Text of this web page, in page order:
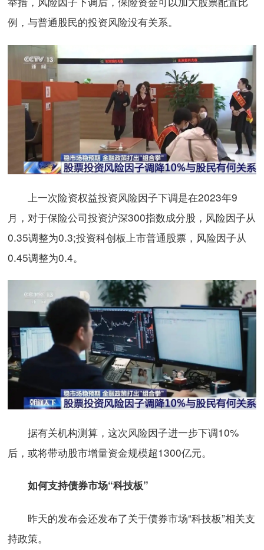
例，与普通股民的投资风险没有关系。
上一次险资权益投资风险因子下调是在2023年9
月，对于保险公司投资沪深300指数成分股，风险因子从
0.35调整为0.3;投资科创板上市普通股票，风险因子从
0.45调整为0.4。
据有关机构测算，这次风险因子进一步下调10%
后，或将带动股市增量资金规模超1300亿元。
如何支持债券市场“科技板”
昨天的发布会还发布了关于债券市场“科技板”相关支
持政策。